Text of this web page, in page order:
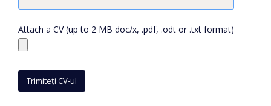
Attach a CV (up to 2 MB doc/x, .pdf, .odt or .txt format)